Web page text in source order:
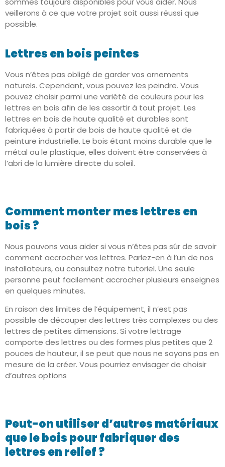
veillerons à ce que votre projet soit aussi réussi que
possible.
Lettres en bois peintes
Vous n’êtes pas obligé de garder vos ornements
naturels. Cependant, vous pouvez les peindre. Vous
pouvez choisir parmi une variété de couleurs pour les
lettres en bois afin de les assortir à tout projet. Les
lettres en bois de haute qualité et durables sont
fabriquées à partir de bois de haute qualité et de
peinture industrielle. Le bois étant moins durable que le
métal ou le plastique, elles doivent être conservées à
l’abri de la lumière directe du soleil.
Comment monter mes lettres en
bois ?
Nous pouvons vous aider si vous n’êtes pas sûr de savoir
comment accrocher vos lettres. Parlez-en à l’un de nos
installateurs, ou consultez notre tutoriel. Une seule
personne peut facilement accrocher plusieurs enseignes
en quelques minutes.
En raison des limites de l’équipement, il n’est pas
possible de découper des lettres très complexes ou des
lettres de petites dimensions. Si votre lettrage
comporte des lettres ou des formes plus petites que 2
pouces de hauteur, il se peut que nous ne soyons pas en
mesure de la créer. Vous pourriez envisager de choisir
d’autres options
Peut-on utiliser d’autres matériaux
que le bois pour fabriquer des
lettres en relief ?